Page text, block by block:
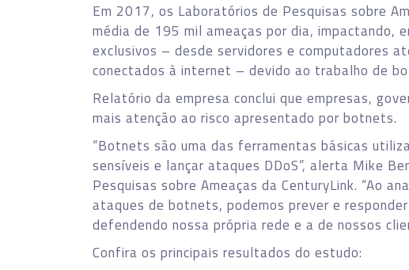
Em 2017, os Laboratórios de Pesquisas sobre
média de 195 mil ameaças por dia, impactando,
exclusivos – desde servidores e computadores
conectados à internet – devido ao trabalho de
Relatório da empresa conclui que empresas,
mais atenção ao risco apresentado por botnets.
“Botnets são uma das ferramentas básicas
sensíveis e lançar ataques DDoS”, alerta Mike
Pesquisas sobre Ameaças da CenturyLink. “Ao
ataques de botnets, podemos prever e
defendendo nossa própria rede e a de nossos
Confira os principais resultados do estudo: